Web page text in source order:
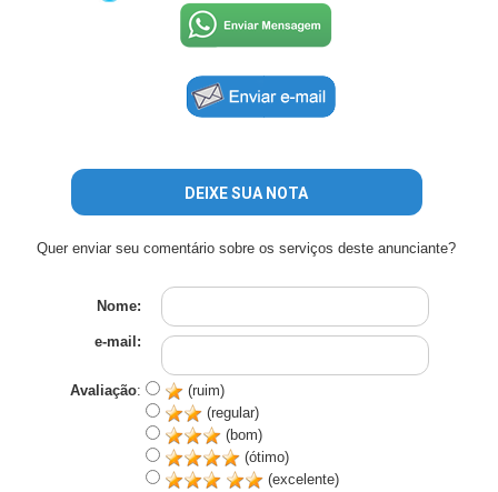
DEIXE SUA NOTA
Quer enviar seu comentário sobre os serviços deste anunciante?
Nome:
e-mail:
Avaliação:
(ruim)
(regular)
(bom)
(ótimo)
(excelente)